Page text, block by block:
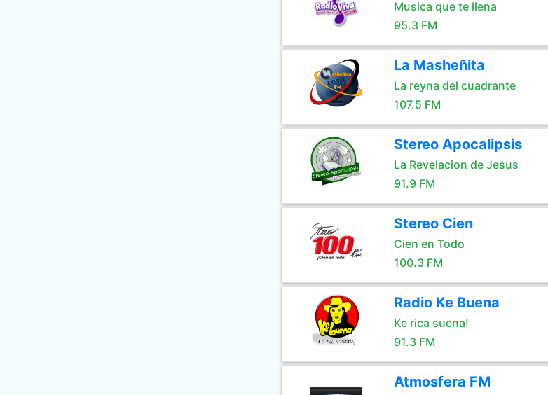
Musica que te llena
95.3 FM
La Masheñita
La reyna del cuadrante
107.5 FM
Stereo Apocalipsis
La Revelacion de Jesus
91.9 FM
Stereo Cien
Cien en Todo
100.3 FM
Radio Ke Buena
Ke rica suena!
91.3 FM
Atmosfera FM